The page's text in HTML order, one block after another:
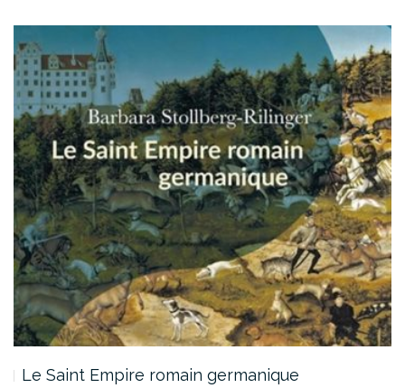
Le Saint Empire romain germanique